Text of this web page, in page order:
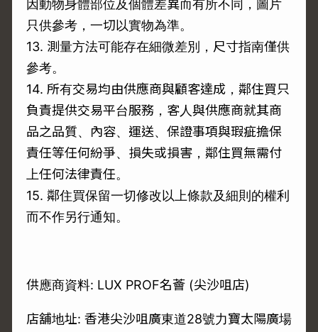
因動物身體部位及個體差異而有所不同，圖片
只供參考，一切以實物為準。
13. 測量方法可能存在細微差別，尺寸指南僅供
參考。
14. 所有交易均由供應商與顧客達成，鄰住買只
負責提供交易平台服務，客人與供應商就其商
品之品質、內容、運送、保證事項與瑕疵擔保
責任等任何紛爭、損失或損害，鄰住買無需付
上任何法律責任。
15. 鄰住買保留一切修改以上條款及細則的權利
而不作另行通知。
供應商資料: LUX PROF名薈 (尖沙咀店)
店舖地址: 香港尖沙咀廣東道28號力寶太陽廣場